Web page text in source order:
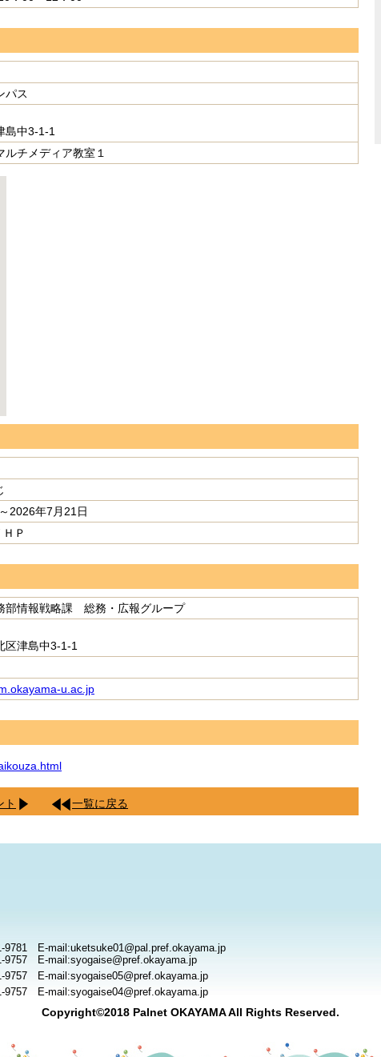
パス
島中3-1-1
チメディア教室１
2026年7月21日
Ｐ
情報戦略課 総務・広報グループ
区津島中3-1-1
u.ac.jp
ト 一覧に戻る
9781 E-mail:uketsuke01@pal.pref.okayama.jp
9757 E-mail:syogaise@pref.okayama.jp
9757 E-mail:syogaise05@pref.okayama.jp
9757 E-mail:syogaise04@pref.okayama.jp
Copyright©2018 Palnet OKAYAMA All Rights Reserved.